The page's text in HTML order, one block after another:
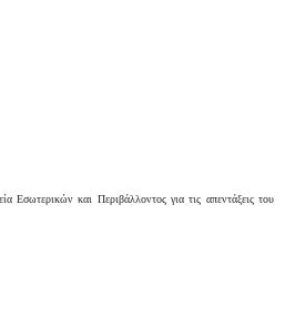
Εσωτερικών και Περιβάλλοντος για τις απεντάξεις του